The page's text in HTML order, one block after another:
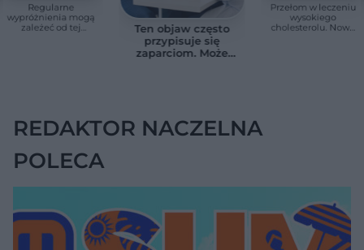
Regularne
wypróżnienia mogą
zależeć od tej
Ten objaw często
przypisuje się
zaparciom. Może
Przełom w leczeniu
wysokiego
cholesterolu. Nowa
REDAKTOR NACZELNA
POLECA